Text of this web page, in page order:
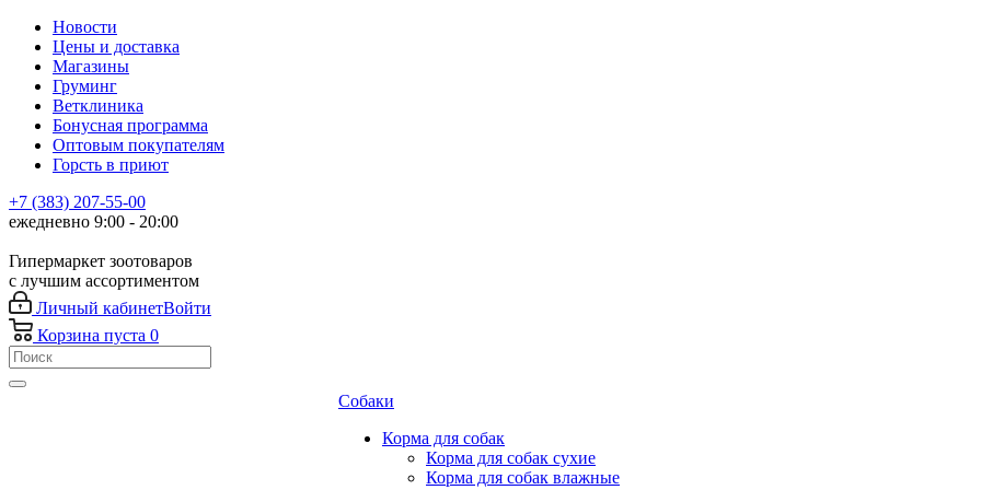
Новости
Цены и доставка
Магазины
Груминг
Ветклиника
Бонусная программа
Оптовым покупателям
Горсть в приют
+7 (383) 207-55-00
ежедневно 9:00 - 20:00
Гипермаркет зоотоваров
с лучшим ассортиментом
Личный кабинетВойти
Корзина пуста 0
Собаки
Корма для собак
Корма для собак сухие
Корма для собак влажные